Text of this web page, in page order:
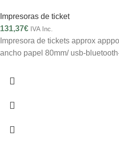
Impresoras de ticket
131,37€ IVA Inc.
Impresora de tickets approx
ancho papel 80mm/ usb-